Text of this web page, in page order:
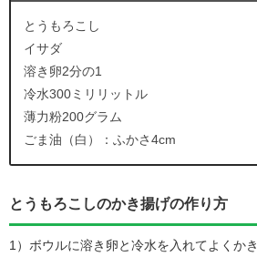
とうもろこし
イサダ
溶き卵2分の1
冷水300ミリリットル
薄力粉200グラム
ごま油（白）：ふかさ4cm
とうもろこしのかき揚げの作り方
1）ボウルに溶き卵と冷水を入れてよくか